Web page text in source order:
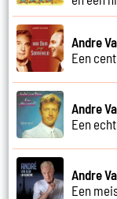
Andre
Een
Andre
Een
Andre
Een